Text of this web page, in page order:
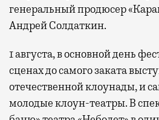
генеральный продюсер
Андрей Солдаткин.
1 августа, в основной день
сценах до самого заката
отечественной клоунады, и
молодые клоун-театры. В